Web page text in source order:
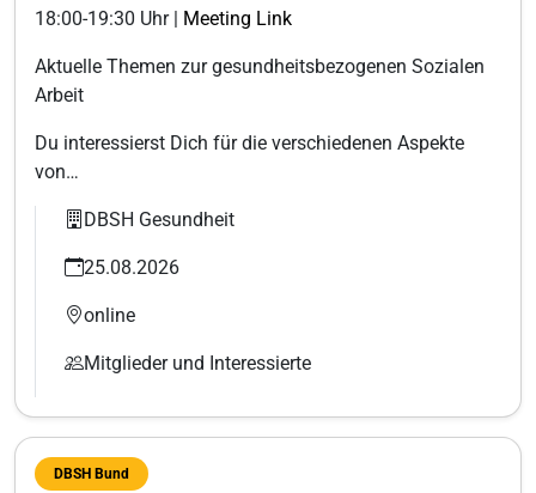
18:00-19:30 Uhr | Meeting Link
Aktuelle Themen zur gesundheitsbezogenen Sozialen
Arbeit
Du interessierst Dich für die verschiedenen Aspekte
von…
DBSH Gesundheit
25.08.2026
online
Mitglieder und Interessierte
DBSH Bund